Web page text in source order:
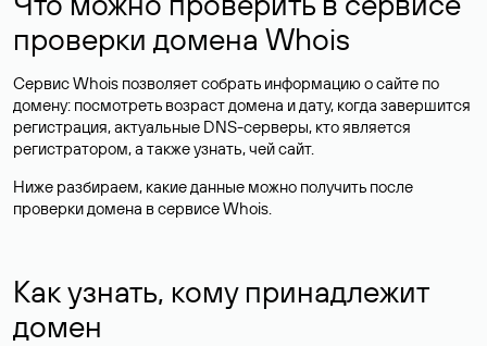
проверки домена Whois
Сервис Whois позволяет собрать информацию о сайте по
домену: посмотреть возраст домена и дату, когда завершится
регистрация, актуальные DNS-серверы, кто является
регистратором, а также узнать, чей сайт.
Ниже разбираем, какие данные можно получить после
проверки домена в сервисе Whois.
Как узнать, кому принадлежит
домен